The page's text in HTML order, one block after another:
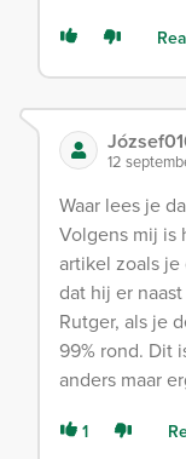
12
Waar lees je
Volgens mij is
artikel zoals
dat hij er
Rutger, als je
99% rond. Dit
anders maar
1